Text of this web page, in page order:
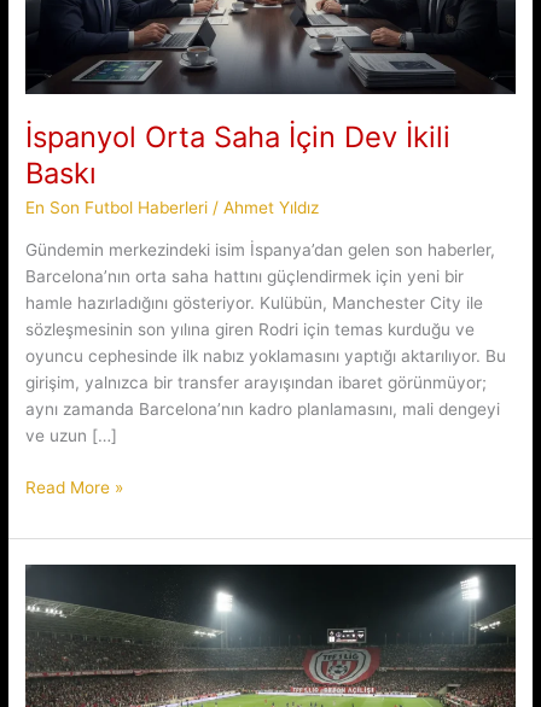
İspanyol Orta Saha İçin Dev İkili
Baskı
En Son Futbol Haberleri /Ahmet Yıldız
Gündemin merkezindeki isim İspanya’dan gelen son haberler,
Barcelona’nın orta saha hattını güçlendirmek için yeni bir
hamle hazırladığını gösteriyor. Kulübün, Manchester City ile
sözleşmesinin son yılına giren Rodri için temas kurduğu ve
oyuncu cephesinde ilk nabız yoklamasını yaptığı aktarılıyor. Bu
girişim, yalnızca bir transfer arayışından ibaret görünmüyor;
aynı zamanda Barcelona’nın kadro planlamasını, mali dengeyi
ve uzun […]
İspanyol
Saha
İçin
Dev
İkili
Baskı
Read More »